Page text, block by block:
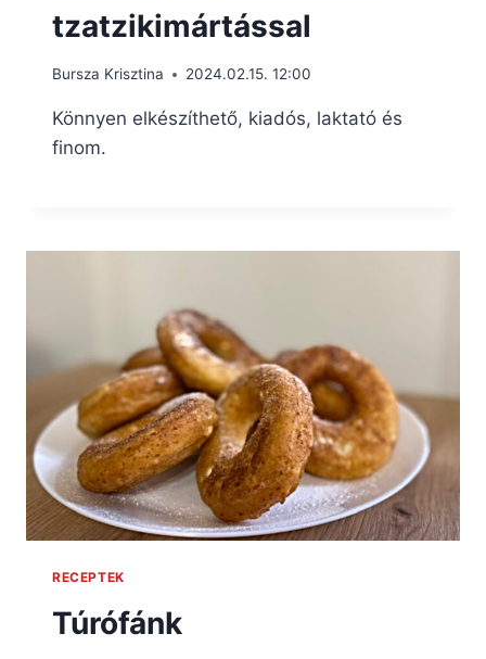
tzatzikimártással
Bursza Krisztina 2024.02.15. 12:00
Könnyen elkészíthető, kiadós, laktató és
finom.
RECEPTEK
Túrófánk